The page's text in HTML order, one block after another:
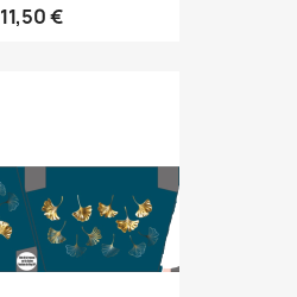
11,50 €